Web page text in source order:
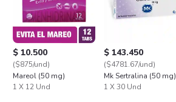
$ 10.500
($875/und)
Mareol (50 mg)
1 X 12 Und
$ 143.450
($4781.67/und)
Mk Sertralina (50 mg)
1 X 30 Und